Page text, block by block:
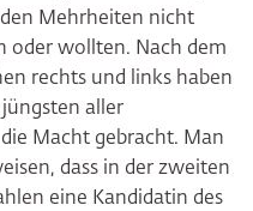
Mehrheiten nicht
oder wollten. Nach dem
rechts und links haben
aller
Macht gebracht. Man
dass in der zweiten
eine Kandidatin des